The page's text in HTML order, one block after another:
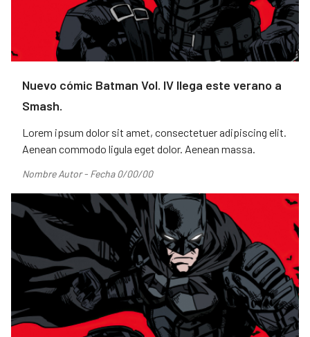
Nuevo cómic Batman Vol. IV llega este verano a
Smash.
Lorem ipsum dolor sit amet, consectetuer adipiscing elit.
Aenean commodo ligula eget dolor. Aenean massa.
Nombre Autor - Fecha 0/00/00